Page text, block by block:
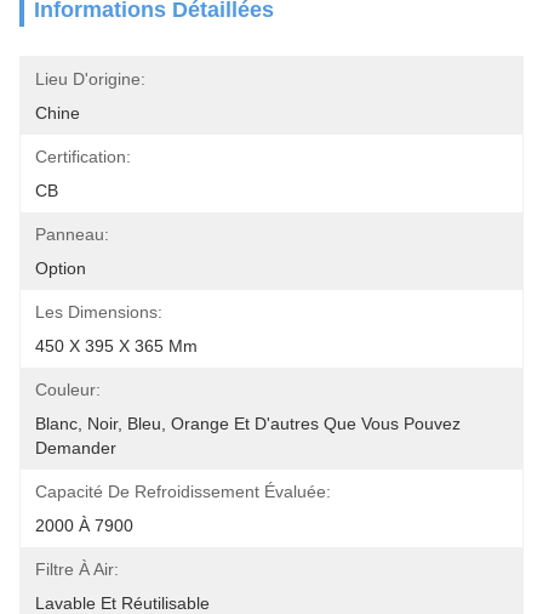
Informations Détaillées
Lieu D'origine:
Chine
Certification:
CB
Panneau:
Option
Les Dimensions:
450 X 395 X 365 Mm
Couleur:
Blanc, Noir, Bleu, Orange Et D'autres Que Vous Pouvez
Demander
Capacité De Refroidissement Évaluée:
2000 À 7900
Filtre À Air:
Lavable Et Réutilisable